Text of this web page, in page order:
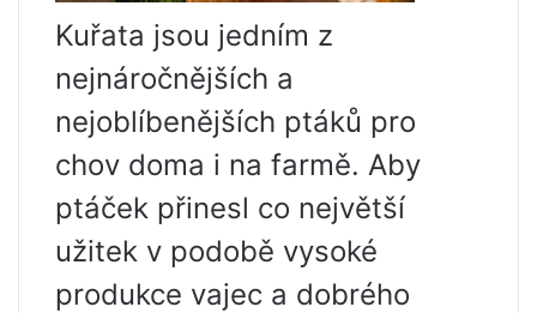
Kuřata jsou jedním z
nejnáročnějších a
nejoblíbenějších ptáků pro
chov doma i na farmě. Aby
ptáček přinesl co největší
užitek v podobě vysoké
produkce vajec a dobrého